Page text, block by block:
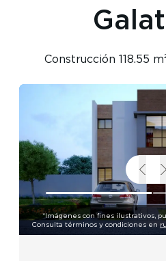
Construcción 118.55
*Imágenes con fines ilustrativos,
Consulta términos y condiciones en